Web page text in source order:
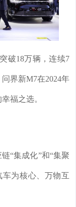
破18万辆，连续7
界新M7在2024年
福之选。
“集成化”和“集聚
为核心、万物互